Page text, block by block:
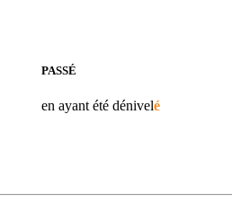
PASSÉ
en ayant été dénivelé